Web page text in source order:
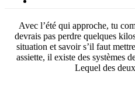
Avec l’été qui approche, tu
devrais pas perdre quelques
situation et savoir s’il faut
assiette, il existe des systèmes
Lequel des